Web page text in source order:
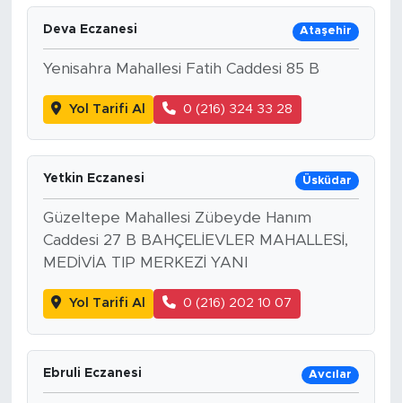
Deva Eczanesi Ataşehir
Yenisahra Mahallesi Fatih Caddesi 85 B
Yol Tarifi Al 0 (216) 324 33 28
Yetkin Eczanesi Üsküdar
Güzeltepe Mahallesi Zübeyde Hanım
Caddesi 27 B BAHÇELİEVLER MAHALLESİ,
MEDİVİA TIP MERKEZİ YANI
Yol Tarifi Al 0 (216) 202 10 07
Ebruli Eczanesi Avcılar